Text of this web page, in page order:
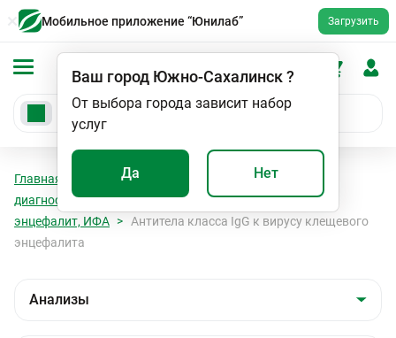
Мобильное приложение “Юнилаб” Загрузить
Ваш город Южно-Сахалинск?
От выбора города зависит набор
услуг
Да Нет
Главная Анализы
Серологическая
диагностика инфекционных заболеваний
Клещевой
энцефалит, ИФА
Антитела класса IgG к вирусу клещевого
энцефалита